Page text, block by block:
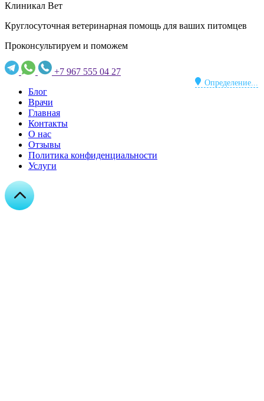
Клиникал Вет
Круглосуточная ветеринарная помощь для ваших питомцев
Проконсультируем и поможем
+7 967 555 04 27
Определение...
Блог
Врачи
Главная
Контакты
О нас
Отзывы
Политика конфиденциальности
Услуги